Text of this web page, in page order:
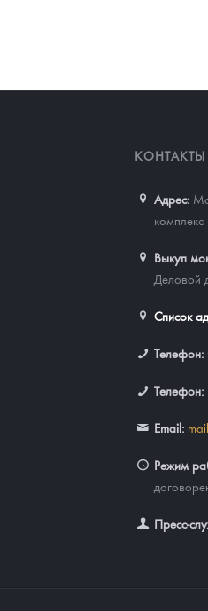
КОНТАКТЫ
Адрес:
Выкуп
Деловой
Список
Телефон:
Телефон:
Email:
Режим
Пресс-